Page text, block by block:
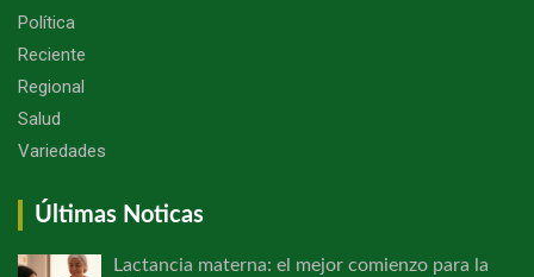
Política
Reciente
Regional
Salud
Variedades
Últimas Noticas
Lactancia materna: el mejor comienzo para la